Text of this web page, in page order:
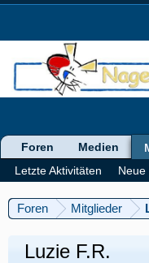
Foren Mitglieder
Luzie F.R.
Foren Medien
Letzte Aktivitäten
Neue